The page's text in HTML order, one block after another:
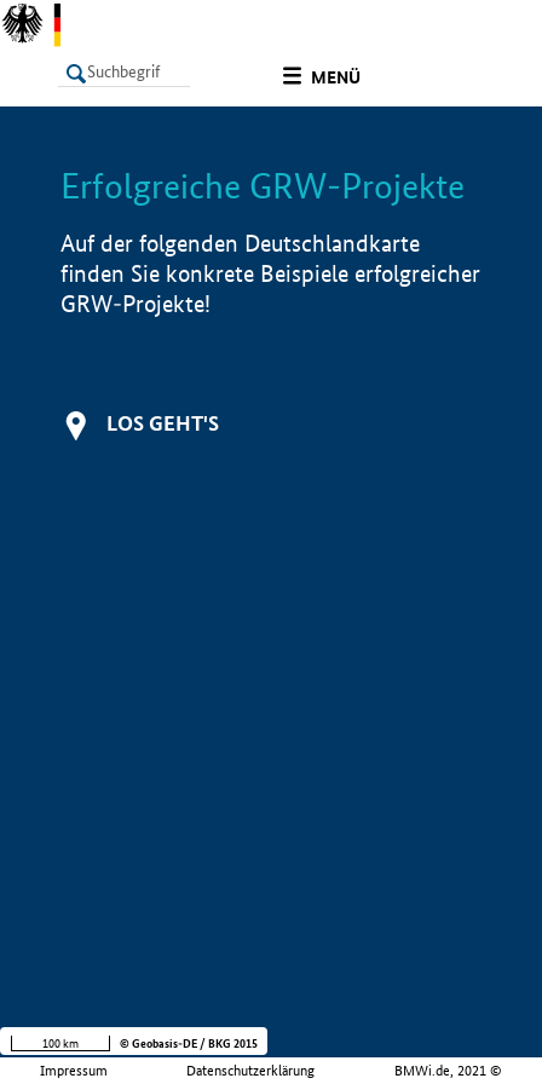
MENÜ
LISTE Info
Erfolgreiche GRW-Projekte
Auf der folgenden Deutschlandkarte
finden Sie konkrete Beispiele erfolgreicher
GRW-Projekte!
LOS GEHT'S
Impressum Datenschutzerklärung BMWi.de, 2021 ©
100 km © Geobasis-DE / BKG 2015